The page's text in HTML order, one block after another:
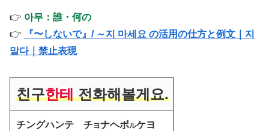
👉 아무：誰・何の
👉
『〜しないで』/ ～지 마세요 の活用の仕方と例文｜지
말다｜禁止表現
친구한테전화해볼게요.
チングハンテ チヨナヘボルケヨ